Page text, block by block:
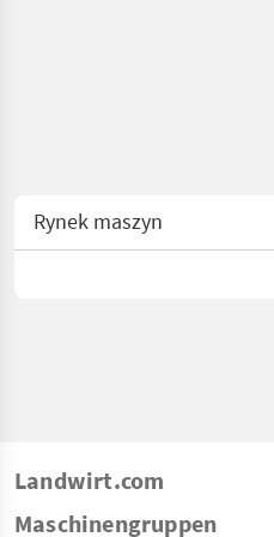
Rynek maszyn
Landwirt.com
Maschinengruppen